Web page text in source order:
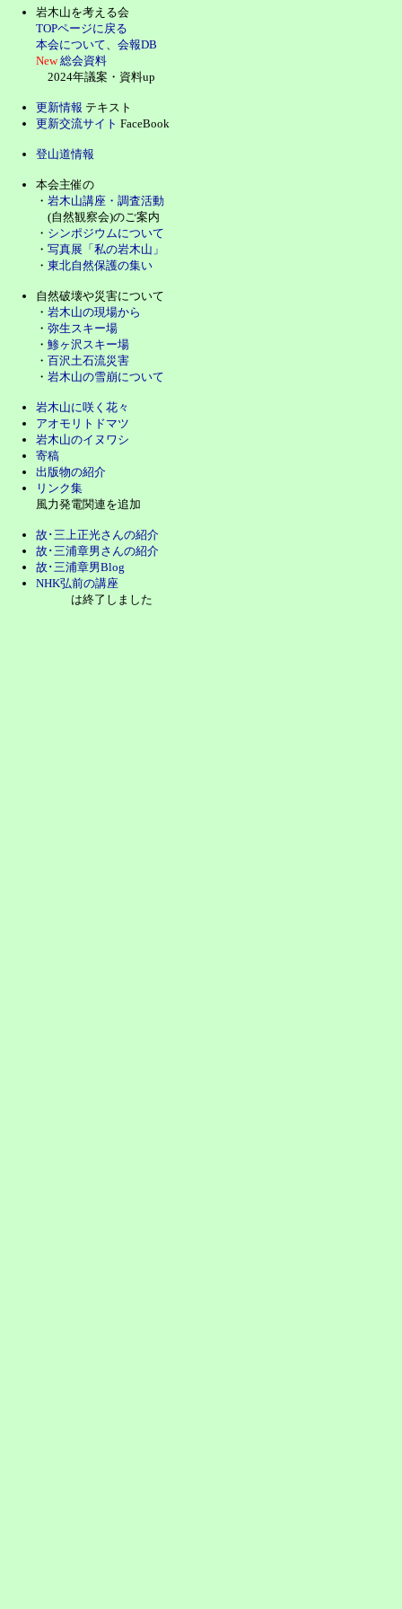
岩木山を考える会
TOPページに戻る
本会について、 会報DB
New 総会資料
2024年議案・資料up
更新情報 テキスト
更新交流サイト FaceBook
登山道情報
本会主催の
・ 岩木山講座・調査活動
(自然観察会)のご案内
・ シンポジウムについて
・ 写真展「私の岩木山」
・ 東北自然保護の集い
自然破壊や災害について
・ 岩木山の現場から
・ 弥生スキー場
・ 鯵ヶ沢スキー場
・ 百沢土石流災害
・ 岩木山の雪崩について
岩木山に咲く花々
アオモリトドマツ
岩木山のイヌワシ
寄稿
出版物の紹介
リンク集
風力発電関連を追加
故･三上正光さんの紹介
故･三浦章男さんの紹介
故･三浦章男Blog
NHK弘前の講座
は終了しました